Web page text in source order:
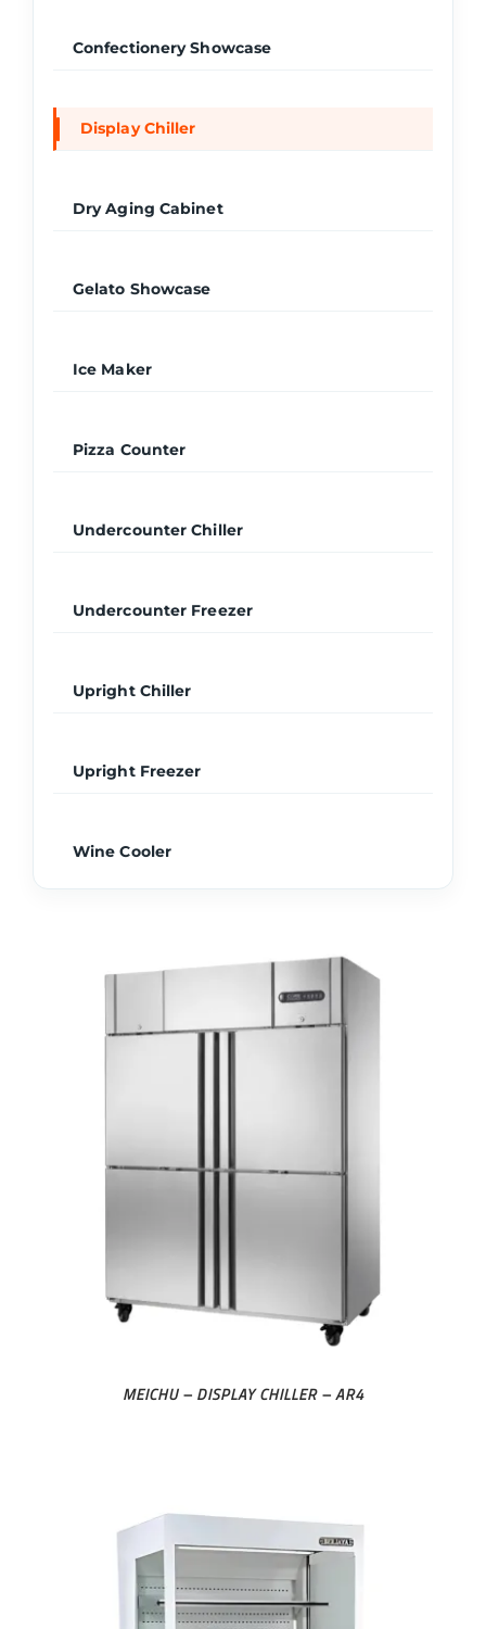
Confectionery Showcase
Display Chiller
Dry Aging Cabinet
Gelato Showcase
Ice Maker
Pizza Counter
Undercounter Chiller
Undercounter Freezer
Upright Chiller
Upright Freezer
Wine Cooler
MEICHU – DISPLAY CHILLER – AR4